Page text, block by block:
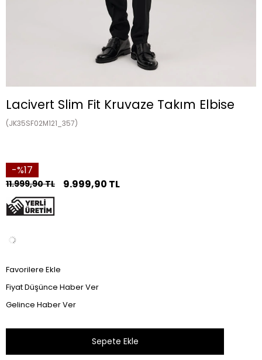
Lacivert Slim Fit Kruvaze Takım Elbise
(JK35SF02M121_357)
17
11.999,90 TL 9.999,90 TL
Favorilere Ekle
Fiyat Düşünce Haber Ver
Gelince Haber Ver